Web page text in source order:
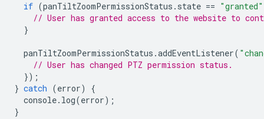
if (panTiltZoomPermissionStatus . state == "granted"
// User has granted access to the website to
}
panTiltZoomPermissionStatus .addEventListener(
// User has changed PTZ permission status.
});
} catch (error)
{
console. log(error);
}